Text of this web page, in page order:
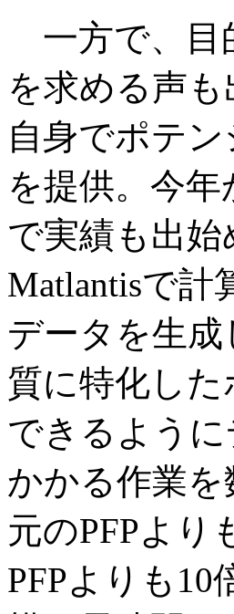
一方で、目
を求める声
自身でポテ
を提供。今
で実績も出
Matlantisで
データを生
質に特化し
できるよう
かかる作業
元のPFPより
PFPよりも10